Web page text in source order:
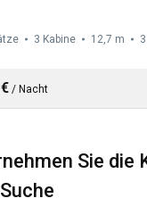
3 Kabine 12,7 m 3
/ Nacht
Sie die